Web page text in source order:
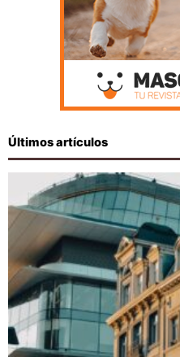
Últimos artículos